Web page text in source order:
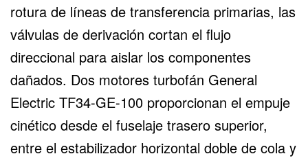
rotura de líneas de transferencia primarias, las
válvulas de derivación cortan el flujo
direccional para aislar los componentes
dañados. Dos motores turbofán General
Electric TF34-GE-100 proporcionan el empuje
cinético desde el fuselaje trasero superior,
entre el estabilizador horizontal doble de cola y